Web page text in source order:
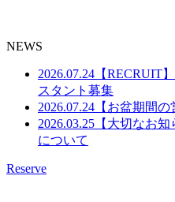
NEWS
2026.07.24 【RECRUIT
スタント募集
2026.07.24 【お盆期間
2026.03.25 【大切なお
について
Reserve